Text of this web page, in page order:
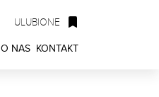
ULUBIONE
O NAS KONTAKT